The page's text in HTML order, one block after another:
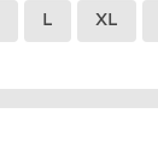
L XL